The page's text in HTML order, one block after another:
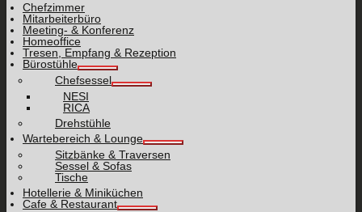
Chefzimmer
Mitarbeiterbüro
Meeting- & Konferenz
Homeoffice
Tresen, Empfang & Rezeption
Bürostühle
Chefsessel
NESI
RICA
Drehstühle
Wartebereich & Lounge
Sitzbänke & Traversen
Sessel & Sofas
Tische
Hotellerie & Miniküchen
Cafe & Restaurant